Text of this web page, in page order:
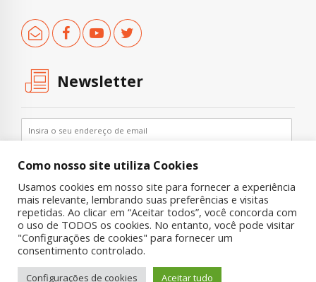
Newsletter
Copyright © 2019 UNIAD – Unidade de Pesquisa em Álcool e Drogas
Como nosso site utiliza Cookies
Usamos cookies em nosso site para fornecer a experiência
mais relevante, lembrando suas preferências e visitas
repetidas. Ao clicar em “Aceitar todos”, você concorda com
o uso de TODOS os cookies. No entanto, você pode visitar
"Configurações de cookies" para fornecer um
consentimento controlado.
Configurações de cookies Aceitar tudo